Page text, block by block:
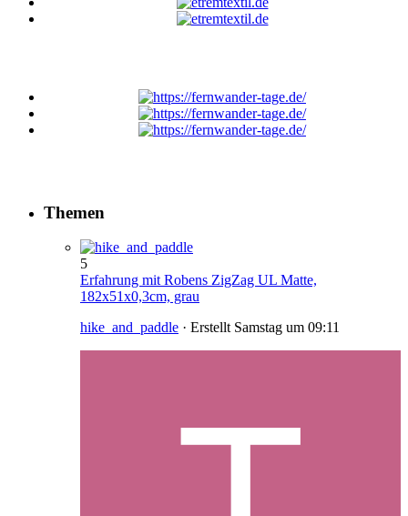
Themen
5
Erfahrung mit Robens ZigZag UL Matte,
182x51x0,3cm, grau
hike_and_paddle · Erstellt Samstag um 09:11